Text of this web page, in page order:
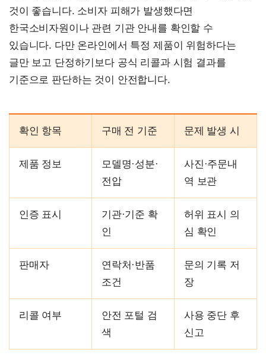
것이 좋습니다. 소비자 피해가 발생했다면
한국소비자원이나 관련 기관 안내를 확인할 수
있습니다. 다만 온라인에서 특정 제품이 위험하다는
글만 보고 단정하기보다 공식 리콜과 시험 결과를
기준으로 판단하는 것이 안전합니다.
확인 항목 구매 전 기준 문제 발생 시
제품 정보
모델명·성분·
전압
사진·주문내
역 보관
인증 표시
기관·기준 확
인
허위 표시 의
심 확인
판매자
연락처·반품
조건
문의 기록 저
장
리콜 여부
안전 포털 검
색
사용 중단 후
신고